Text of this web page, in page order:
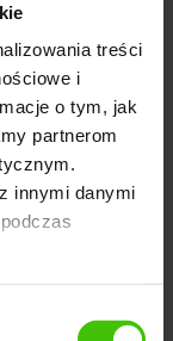
treści
i
o tym, jak
partnerom
innymi danymi
pozycji w
skuteczności
się